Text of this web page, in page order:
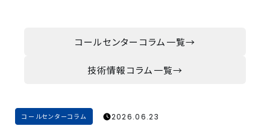
コールセンターコラム一覧
技術情報コラム一覧
コールセンターコラム 2026.06.23